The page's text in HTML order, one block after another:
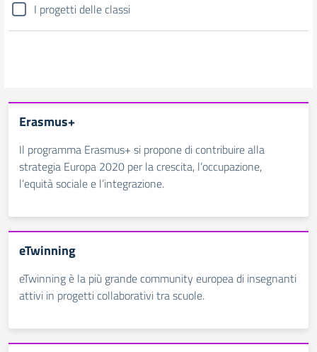
I progetti delle classi
Erasmus+
Il programma Erasmus+ si propone di contribuire alla
strategia Europa 2020 per la crescita, l’occupazione,
l’equità sociale e l’integrazione.
eTwinning
eTwinning è la più grande community europea di insegnanti
attivi in progetti collaborativi tra scuole.